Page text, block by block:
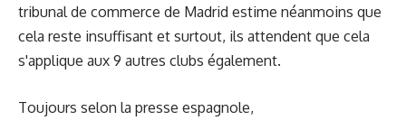
tribunal de commerce de Madrid estime néanmoins que
cela reste insuffisant et surtout, ils attendent que cela
s'applique aux 9 autres clubs également.
Toujours selon la presse espagnole,